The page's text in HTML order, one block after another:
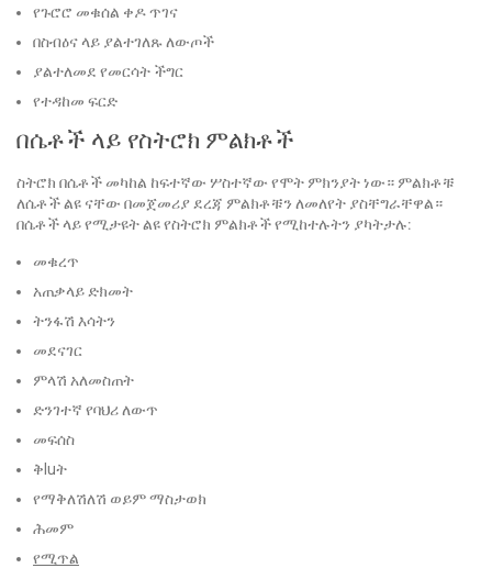
የጉሮሮ መቁሰል ቀዶ ጥገና
በስብዕና ላይ ያልተገለጹ ለውጦች
ያልተለመደ የመርሳት ችግር
የተዳከመ ፍርድ
በሴቶች ላይ የስትሮክ ምልክቶች
ስትሮክ በሴቶች መካከል ከፍተኛው ሦስተኛው የሞት ምክንያት ነው። ምልክቶቹ
ለሴቶች ልዩ ናቸው በመጀመሪያ ደረጃ ምልክቶቹን ለመለየት ያስቸግራቸዋል።
በሴቶች ላይ የሚታዩት ልዩ የስትሮክ ምልክቶች የሚከተሉትን ያካትታሉ:
መቁረጥ
አጠቃላይ ድክመት
ትንፋሽ እሳትን
መደናገር
ምላሽ አለመስጠት
ድንገተኛ የባህሪ ለውጥ
መፍሰስ
ቅluት
የማቅለሽለሽ ወይም ማስታወክ
ሕመም
የሚጥል